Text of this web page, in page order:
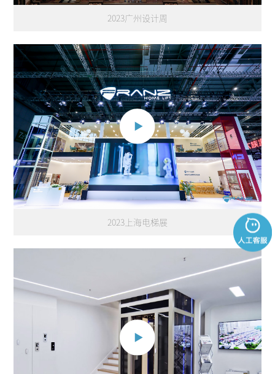
2023广州设计周
2023上海电梯展